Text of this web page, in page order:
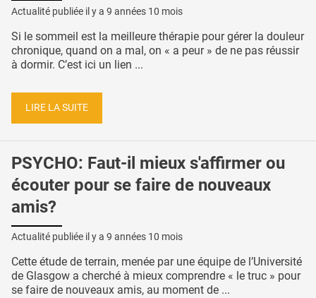
Actualité publiée il y a 9 années 10 mois
Si le sommeil est la meilleure thérapie pour gérer la douleur
chronique, quand on a mal, on « a peur » de ne pas réussir
à dormir. C’est ici un lien ...
LIRE LA SUITE
PSYCHO: Faut-il mieux s'affirmer ou
écouter pour se faire de nouveaux
amis?
Actualité publiée il y a 9 années 10 mois
Cette étude de terrain, menée par une équipe de l’Université
de Glasgow a cherché à mieux comprendre « le truc » pour
se faire de nouveaux amis, au moment de ...